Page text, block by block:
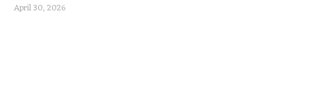
April 30, 2026